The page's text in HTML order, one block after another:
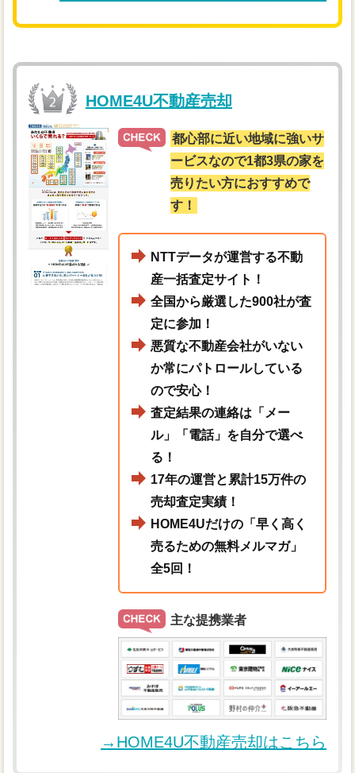
HOME4U不動産売却
都心部に近い地域に強いサ
ービスなので1都3県の家を
売りたい方におすすめで
す！
NTTデータが運営する不動
産一括査定サイト！
全国から厳選した900社が査
定に参加！
悪質な不動産会社がいない
か常にパトロールしている
ので安心！
査定結果の連絡は「メー
ル」「電話」を自分で選べ
る！
17年の運営と累計15万件の
売却査定実績！
HOME4Uだけの「早く高く
売るための無料メルマガ」
全5回！
主な提携業者
→HOME4U不動産売却はこちら